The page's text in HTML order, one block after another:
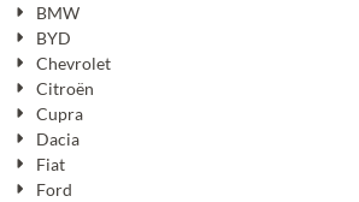
BMW
BYD
Chevrolet
Citroën
Cupra
Dacia
Fiat
Ford